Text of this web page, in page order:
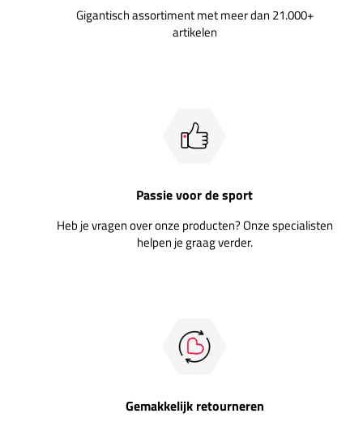
Gigantisch assortiment met meer dan 21.000+
artikelen
Passie voor de sport
Heb je vragen over onze producten? Onze specialisten
helpen je graag verder.
Gemakkelijk retourneren